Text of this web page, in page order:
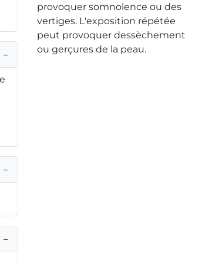
−
−
−
provoquer somnolence ou des
vertiges. L'exposition répétée
peut provoquer dessèchement
ou gerçures de la peau.